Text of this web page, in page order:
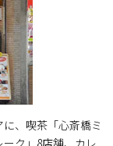
、喫茶「心斎橋ミ